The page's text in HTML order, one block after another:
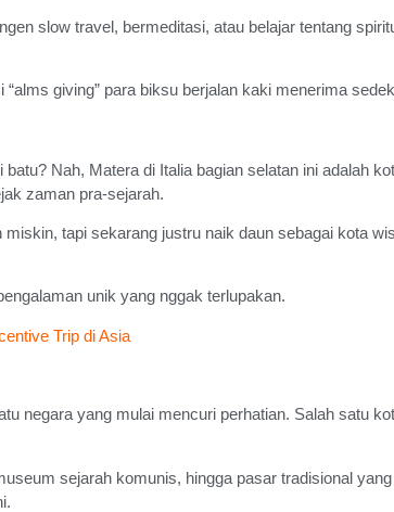
slow travel, bermeditasi, atau belajar tentang
giving” para biksu berjalan kaki menerima
Nah, Matera di Italia bagian selatan ini adalah
zaman pra-sejarah.
miskin, tapi sekarang justru naik daun sebagai kota
unik yang nggak terlupakan.
Trip di Asia
negara yang mulai mencuri perhatian. Salah satu
sejarah komunis, hingga pasar tradisional